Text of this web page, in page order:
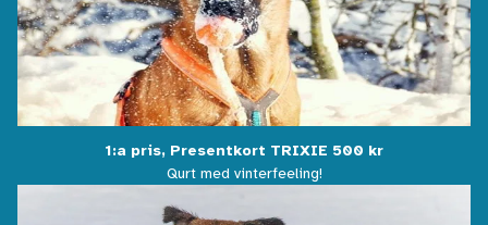
1:a pris, Presentkort TRIXIE 500 kr
Qurt med vinterfeeling!